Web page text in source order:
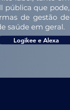
pública que pode,
de gestão de
saúde em geral.
Logikee e Alexa